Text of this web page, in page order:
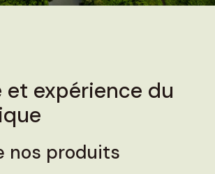
et expérience du
nos produits